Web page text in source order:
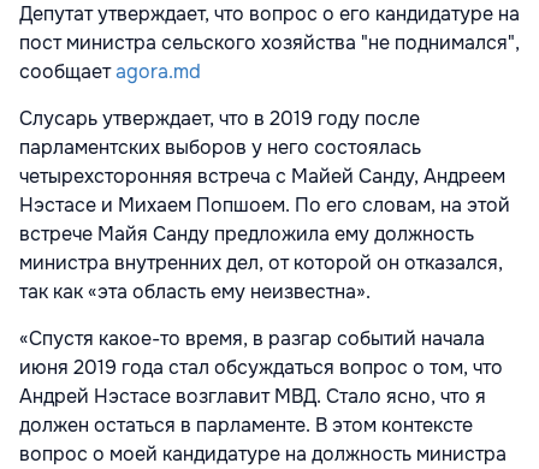
Депутат утверждает, что вопрос о его кандидатуре на
пост министра сельского хозяйства "не поднимался",
сообщаетagora.md
Слусарь утверждает, что в 2019 году после
парламентских выборов у него состоялась
четырехсторонняя встреча с Майей Санду, Андреем
Нэстасе и Михаем Попшоем. По его словам, на этой
встрече Майя Санду предложила ему должность
министра внутренних дел, от которой он отказался,
так как «эта область ему неизвестна».
«Спустя какое-то время, в разгар событий начала
июня 2019 года стал обсуждаться вопрос о том, что
Андрей Нэстасе возглавит МВД. Стало ясно, что я
должен остаться в парламенте. В этом контексте
вопрос о моей кандидатуре на должность министра